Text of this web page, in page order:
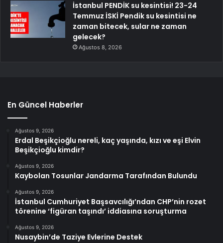
İstanbul PENDİK su kesintisi! 23-24
Temmuz İSKİ Pendik su kesintisi ne
zaman bitecek, sular ne zaman
gelecek?
Ağustos 8, 2026
En Güncel Haberler
Ağustos 9, 2026
Erdal Beşikçioğlu nereli, kaç yaşında, kızı ve eşi Elvin
Beşikçioğlu kimdir?
Ağustos 9, 2026
Kaybolan Tosunlar Jandarma Tarafından Bulundu
Ağustos 9, 2026
İstanbul Cumhuriyet Başsavcılığı’ndan CHP’nin rozet
törenine ‘figüran taşındı’ iddiasına soruşturma
Ağustos 9, 2026
Nusaybin’de Taziye Evlerine Destek